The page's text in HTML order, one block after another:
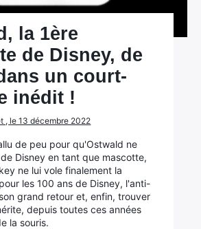
la 1ère
de Disney, de
un court-
inédit !
, le 13 décembre 2022
de peu pour qu'Ostwald ne
Disney en tant que mascotte,
ne lui vole finalement la
les 100 ans de Disney, l'anti-
grand retour et, enfin, trouver
depuis toutes ces années
la souris.